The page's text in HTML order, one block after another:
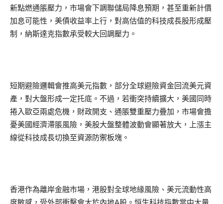
新點燃通脹壓力，市場會下調聯儲局降息預期，甚至重新計價
加息可能性，美債收益率上行，對高估值的科技成長股形成壓
制，納斯達克指數承受較大回調壓力。
短期避險邏輯會推高美元指數，部分全球避險資金回流美元資
產，對大盤形成一定托底。不過，若衝突持續擴大，美國同時
捲入歐亞兩處危機，財政開支、通脹雙重壓力疊加，市場會擔
憂美國經濟滯脹風險，美股大盤整體波動會顯著放大，上漲主
線從科技成長切換至資源防禦板塊。
香港作為離岸金融市場，港股對全球地緣風險、美元流動性高
度敏感，受外部衝擊會大於內地A股。恒生科技指數當中大量